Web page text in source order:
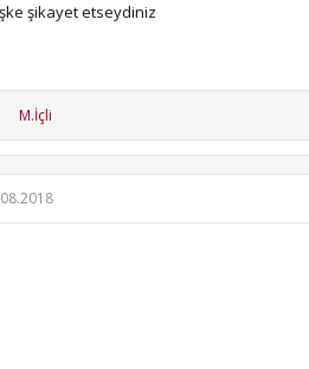
şikayet etseydiniz
T
p
l
e
M.İçli